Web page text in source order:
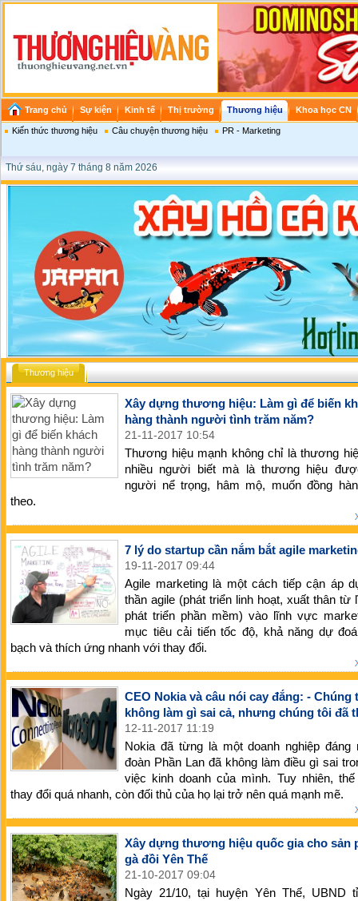
Trang chủ Sự kiện Kinh tế Thị trường Thương hiệu Khoa học CN
Kiến thức thương hiệu Câu chuyện thương hiệu PR - Marketing
Thứ sáu, ngày 7 tháng 8 năm 2026
Thương hiệu
Xây dựng thương hiệu: Làm gì để biến
hàng thành người tình trăm năm?
21-11-2017 10:54
Thương hiệu mạnh không chỉ là thương
nhiều người biết mà là thương hiệu
người nể trọng, hâm mộ, muốn đồng
theo.
7 lý do startup cần nắm bắt agile
19-11-2017 09:44
Agile marketing là một cách tiếp cận áp
thần agile (phát triển linh hoạt, xuất thân từ
phát triển phần mềm) vào lĩnh vực
mục tiêu cải tiến tốc độ, khả năng dự
bạch và thích ứng nhanh với thay đổi.
CEO Nokia và câu nói cay đắng: - Chúng
không làm gì sai cả, nhưng chúng tôi đã
12-11-2017 11:19
Nokia đã từng là một doanh nghiệp đáng
đoàn Phần Lan đã không làm điều gì sai
việc kinh doanh của mình. Tuy nhiên,
thay đổi quá nhanh, còn đối thủ của họ lại trở nên quá mạnh mẽ.
Xây dựng thương hiệu quốc gia cho sản
gà đồi Yên Thế
21-10-2017 09:04
Ngày 21/10, tại huyện Yên Thế, UBND